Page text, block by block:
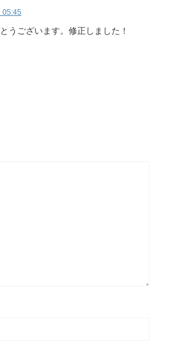
05:45
うございます。修正しました！